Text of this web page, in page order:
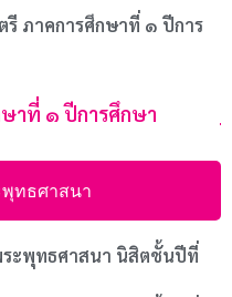
ภาคการศึกษาที่ ๑ ปีการ
ษาที่ ๑ ปีการศึกษา
ทธศาสนา
ะพุทธศาสนา นิสิตชั้นปีที่